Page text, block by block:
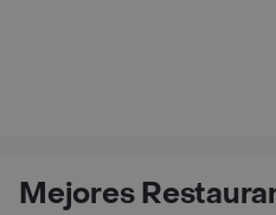
Mejores